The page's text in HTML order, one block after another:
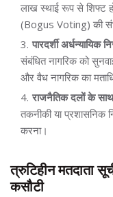
लाख स्थाई रूप से शिफ्ट
(Bogus Voting) की
पारदर्शी अर्धन्यायिक
संबंधित नागरिक को
और वैध नागरिक का
राजनैतिक दलों के
तकनीकी या प्रशासनिक
करना।
त्रुटिहीन मतदाता
कसौटी